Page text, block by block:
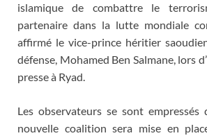
islamique de combattre le
partenaire dans la lutte mondiale
affirmé le vice-prince héritier
défense, Mohamed Ben Salmane, lors
presse à Ryad.
Les observateurs se sont empressés
nouvelle coalition sera mise en